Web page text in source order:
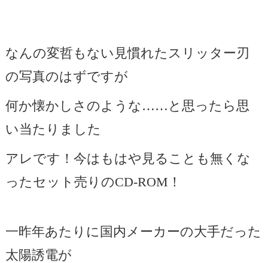
なんの変哲もない見慣れたスリッター刃
の写真のはずですが
何か懐かしさのような……と思ったら思
い当たりました
アレです！今はもはや見ることも無くな
ったセット売りのCD-ROM！
一昨年あたりに国内メーカーの大手だった
太陽誘電が